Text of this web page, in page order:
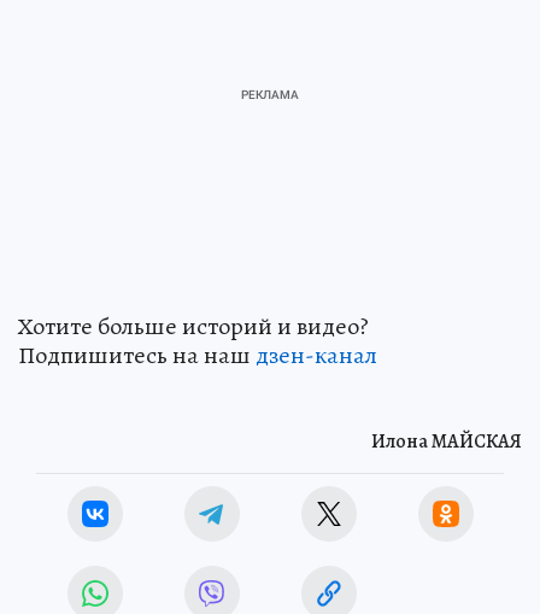
Хотите больше историй и видео?
Подпишитесь на наш дзен-канал
Илона МАЙСКАЯ